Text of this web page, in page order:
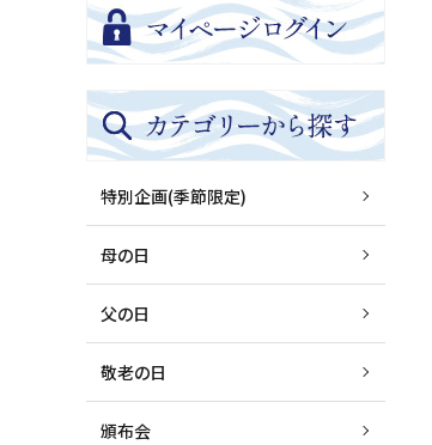
特別企画(季節限定)
母の日
父の日
敬老の日
頒布会